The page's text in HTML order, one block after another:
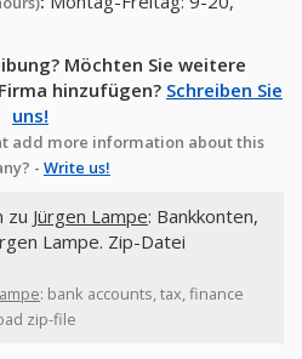
Möchten Sie weitere
hinzufügen? Schreiben Sie
uns!
add more information about this
- Write us!
zu Jürgen Lampe: Bankkonten,
Lampe. Zip-Datei
: bank accounts, tax, finance
zip-file